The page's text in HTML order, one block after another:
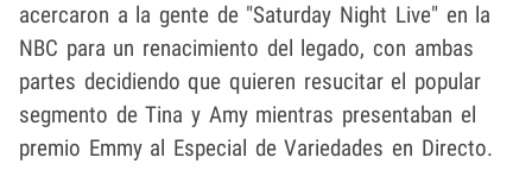
acercaron a la gente de "Saturday Night Live" en la
NBC para un renacimiento del legado, con ambas
partes decidiendo que quieren resucitar el popular
segmento de Tina y Amy mientras presentaban el
premio Emmy al Especial de Variedades en Directo.